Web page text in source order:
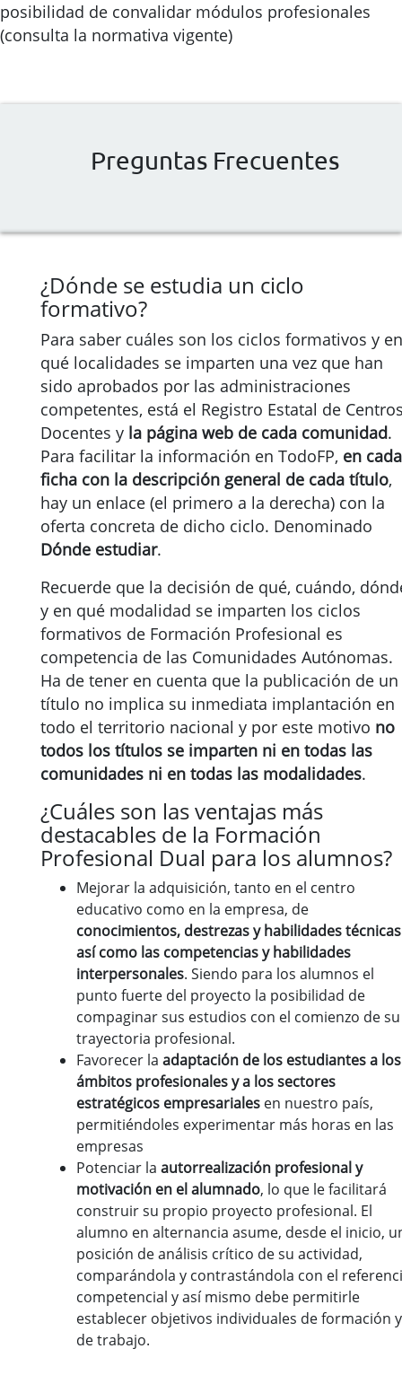
posibilidad de convalidar módulos profesionales
(consulta la normativa vigente)
Preguntas Frecuentes
¿Dónde se estudia un ciclo
formativo?
Para saber cuáles son los ciclos formativos y en
qué localidades se imparten una vez que han
sido aprobados por las administraciones
competentes, está el Registro Estatal de
Docentes y la página web de cada comunidad.
Para facilitar la información en TodoFP, en cada
ficha con la descripción general de cada título,
hay un enlace (el primero a la derecha) con la
oferta concreta de dicho ciclo. Denominado
Dónde estudiar.
Recuerde que la decisión de qué, cuándo,
y en qué modalidad se imparten los ciclos
formativos de Formación Profesional es
competencia de las Comunidades Autónomas.
Ha de tener en cuenta que la publicación de un
título no implica su inmediata implantación en
todo el territorio nacional y por este motivo no
todos los títulos se imparten ni en todas las
comunidades ni en todas las modalidades.
¿Cuáles son las ventajas más
destacables de la Formación
Profesional Dual para los alumnos?
Mejorar la adquisición, tanto en el centro
educativo como en la empresa, de
conocimientos, destrezas y habilidades técnicas
así como las competencias y habilidades
interpersonales. Siendo para los alumnos el
punto fuerte del proyecto la posibilidad de
compaginar sus estudios con el comienzo de su
trayectoria profesional.
Favorecer la adaptación de los estudiantes a los
ámbitos profesionales y a los sectores
estratégicos empresariales en nuestro país,
permitiéndoles experimentar más horas en las
empresas
Potenciar la autorrealización profesional y
motivación en el alumnado, lo que le facilitará
construir su propio proyecto profesional. El
alumno en alternancia asume, desde el inicio,
posición de análisis crítico de su actividad,
comparándola y contrastándola con el
competencial y así mismo debe permitirle
establecer objetivos individuales de formación y
de trabajo.